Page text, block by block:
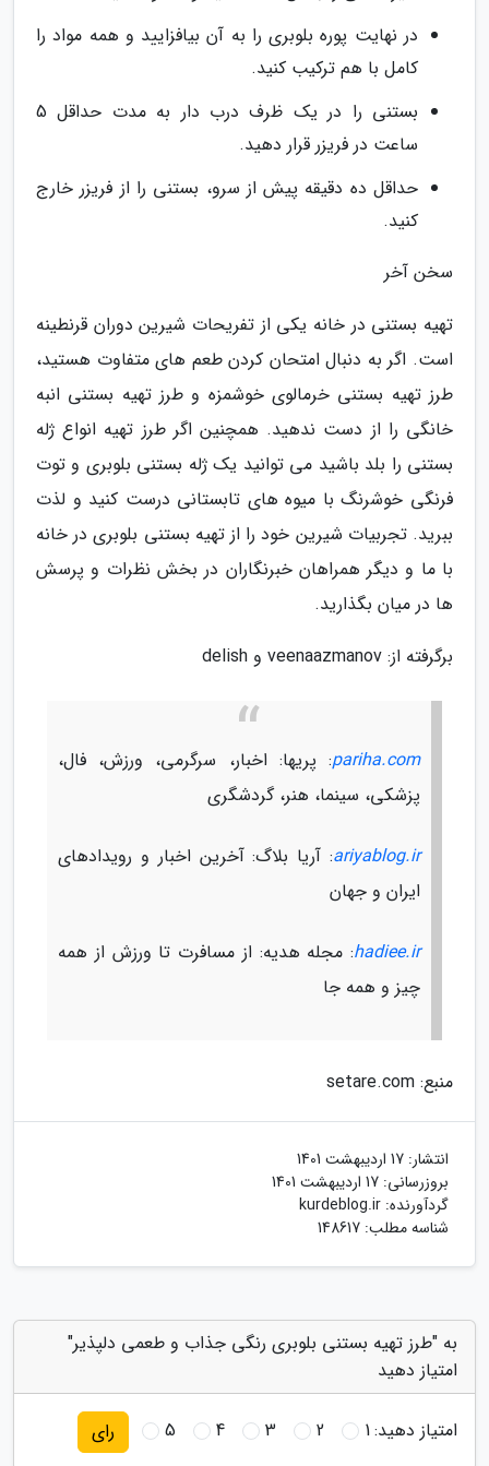
در نهایت پوره بلوبری را به آن بیافزایید و همه مواد را
کامل با هم ترکیب کنید.
بستنی را در یک ظرف درب دار به مدت حداقل 5
ساعت در فریزر قرار دهید.
حداقل ده دقیقه پیش از سرو، بستنی را از فریزر خارج
کنید.
سخن آخر
تهیه بستنی در خانه یکی از تفریحات شیرین دوران قرنطینه
است. اگر به دنبال امتحان کردن طعم های متفاوت هستید،
طرز تهیه بستنی خرمالوی خوشمزه و طرز تهیه بستنی انبه
خانگی را از دست ندهید. همچنین اگر طرز تهیه انواع ژله
بستنی را بلد باشید می توانید یک ژله بستنی بلوبری و توت
فرنگی خوشرنگ با میوه های تابستانی درست کنید و لذت
ببرید. تجربیات شیرین خود را از تهیه بستنی بلوبری در خانه
با ما و دیگر همراهان خبرنگاران در بخش نظرات و پرسش
ها در میان بگذارید.
برگرفته از: veenaazmanov و delish
pariha.com: پریها: اخبار، سرگرمی، ورزش، فال،
پزشکی، سینما، هنر، گردشگری
ariyablog.ir: آریا بلاگ: آخرین اخبار و رویدادهای
ایران و جهان
hadiee.ir: مجله هدیه: از مسافرت تا ورزش از همه
چیز و همه جا
منبع: setare.com
انتشار: 17 اردیبهشت 1401
بروزرسانی: 17 اردیبهشت 1401
گردآورنده: kurdeblog.ir
شناسه مطلب: 148617
به "طرز تهیه بستنی بلوبری رنگی جذاب و طعمی دلپذیر"
امتیاز دهید
امتیاز دهید:1
2
3
4
5 رای